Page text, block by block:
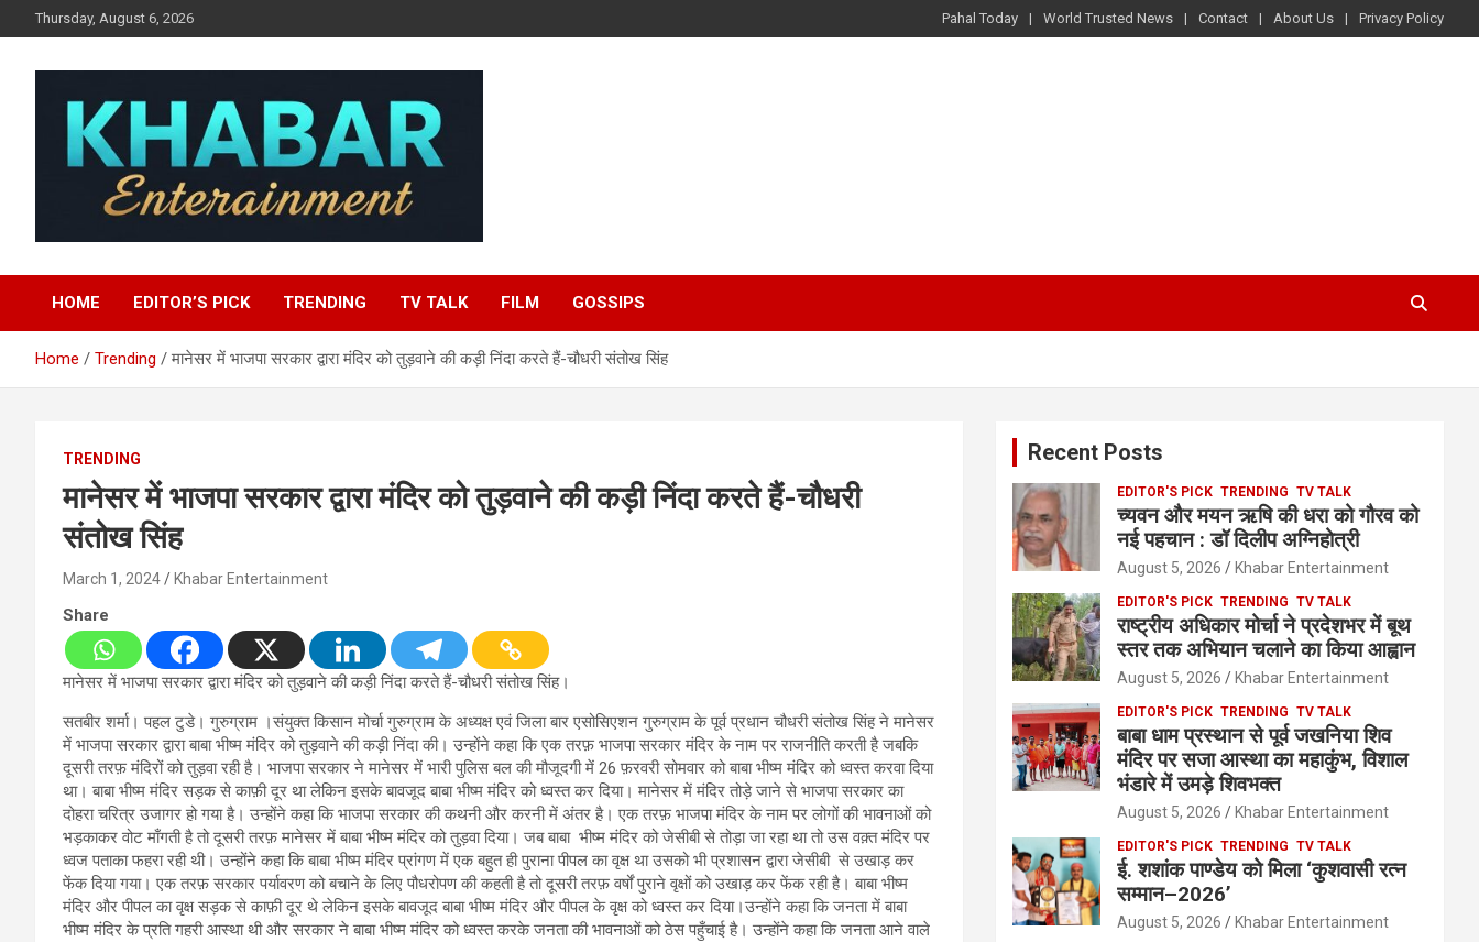
to
Thursday, August 6, 2026 Pahal Today World Trusted News Contact About Us Privacy Policy
Khabar Entertainment
HOME EDITOR’S PICK TRENDING TV TALK FILM GOSSIPS
Home Trending मानेसर में भाजपा सरकार द्वारा मंदिर को तुड़वाने की कड़ी निंदा करते हैं-चौधरी संतोख सिंह
TRENDING
मानेसर में भाजपा सरकार द्वारा मंदिर को तुड़वाने की कड़ी निंदा करते हैं-चौधरी
संतोख सिंह
March 1, 2024 Khabar Entertainment
Share
मानेसर में भाजपा सरकार द्वारा मंदिर को तुड़वाने की कड़ी निंदा करते हैं-चौधरी संतोख सिंह।
सतबीर शर्मा। पहल टुडे। गुरुग्राम ।संयुक्त किसान मोर्चा गुरुग्राम के अध्यक्ष एवं जिला बार एसोसिएशन गुरुग्राम के पूर्व प्रधान चौधरी संतोख सिंह ने मानेसर
में भाजपा सरकार द्वारा बाबा भीष्म मंदिर को तुड़वाने की कड़ी निंदा की। उन्होंने कहा कि एक तरफ़ भाजपा सरकार मंदिर के नाम पर राजनीति करती है जबकि
दूसरी तरफ़ मंदिरों को तुड़वा रही है। भाजपा सरकार ने मानेसर में भारी पुलिस बल की मौजूदगी में 26 फ़रवरी सोमवार को बाबा भीष्म मंदिर को ध्वस्त करवा दिया
था। बाबा भीष्म मंदिर सड़क से काफ़ी दूर था लेकिन इसके बावजूद बाबा भीष्म मंदिर को ध्वस्त कर दिया। मानेसर में मंदिर तोड़े जाने से भाजपा सरकार का
दोहरा चरित्र उजागर हो गया है। उन्होंने कहा कि भाजपा सरकार की कथनी और करनी में अंतर है। एक तरफ़ भाजपा मंदिर के नाम पर लोगों की भावनाओं को
भड़काकर वोट माँगती है तो दूसरी तरफ़ मानेसर में बाबा भीष्म मंदिर को तुड़वा दिया। जब बाबा भीष्म मंदिर को जेसीबी से तोड़ा जा रहा था तो उस वक़्त मंदिर पर
ध्वज पताका फहरा रही थी। उन्होंने कहा कि बाबा भीष्म मंदिर प्रांगण में एक बहुत ही पुराना पीपल का वृक्ष था उसको भी प्रशासन द्वारा जेसीबी से उखाड़ कर
फेंक दिया गया। एक तरफ़ सरकार पर्यावरण को बचाने के लिए पौधरोपण की कहती है तो दूसरी तरफ़ वर्षों पुराने वृक्षों को उखाड़ कर फेंक रही है। बाबा भीष्म
मंदिर और पीपल का वृक्ष सड़क से काफ़ी दूर थे लेकिन इसके बावजूद बाबा भीष्म मंदिर और पीपल के वृक्ष को ध्वस्त कर दिया।उन्होंने कहा कि जनता में बाबा
भीष्म मंदिर के प्रति गहरी आस्था थी और सरकार ने बाबा भीष्म मंदिर को ध्वस्त करके जनता की भावनाओं को ठेस पहुँचाई है। उन्होंने कहा कि जनता आने वाले
Recent Posts
EDITOR'S PICK TRENDING TV TALK
च्यवन और मयन ऋषि की धरा को गौरव को
नई पहचान : डॉ दिलीप अग्निहोत्री
August 5, 2026 Khabar Entertainment
EDITOR'S PICK TRENDING TV TALK
राष्ट्रीय अधिकार मोर्चा ने प्रदेशभर में बूथ
स्तर तक अभियान चलाने का किया आह्वान
August 5, 2026 Khabar Entertainment
EDITOR'S PICK TRENDING TV TALK
बाबा धाम प्रस्थान से पूर्व जखनिया शिव
मंदिर पर सजा आस्था का महाकुंभ, विशाल
भंडारे में उमड़े शिवभक्त
August 5, 2026 Khabar Entertainment
EDITOR'S PICK TRENDING TV TALK
ई. शशांक पाण्डेय को मिला ‘कुशवासी रत्न
सम्मान–2026’
August 5, 2026 Khabar Entertainment